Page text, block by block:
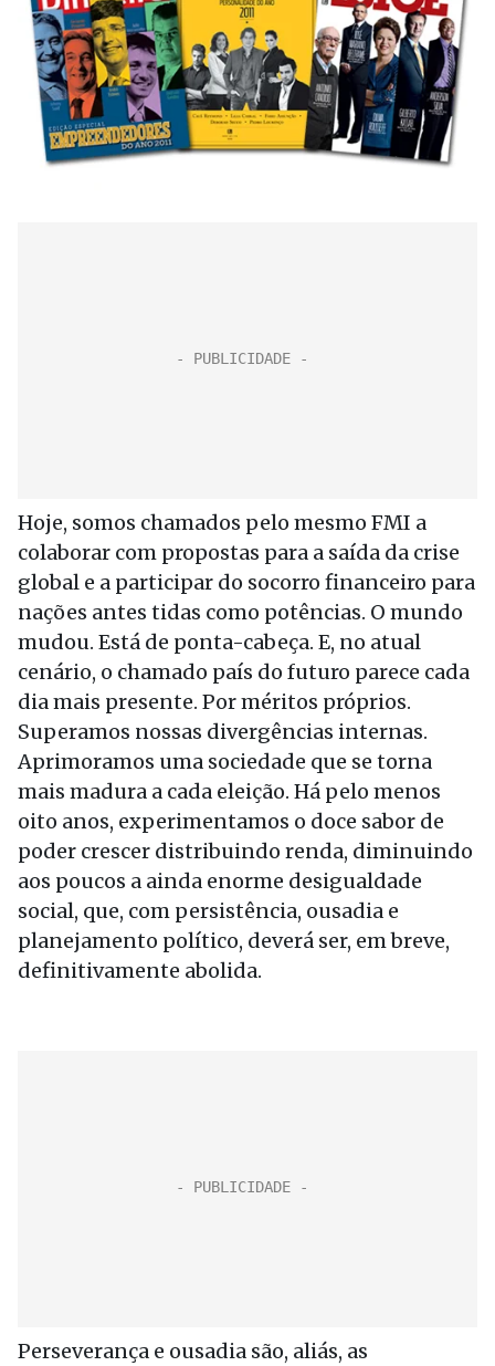
Hoje, somos chamados pelo mesmo FMI a
colaborar com propostas para a saída da crise
global e a participar do socorro financeiro para
nações antes tidas como potências. O mundo
mudou. Está de ponta-cabeça. E, no atual
cenário, o chamado país do futuro parece cada
dia mais presente. Por méritos próprios.
Superamos nossas divergências internas.
Aprimoramos uma sociedade que se torna
mais madura a cada eleição. Há pelo menos
oito anos, experimentamos o doce sabor de
poder crescer distribuindo renda, diminuindo
aos poucos a ainda enorme desigualdade
social, que, com persistência, ousadia e
planejamento político, deverá ser, em breve,
definitivamente abolida.
Perseverança e ousadia são, aliás, as